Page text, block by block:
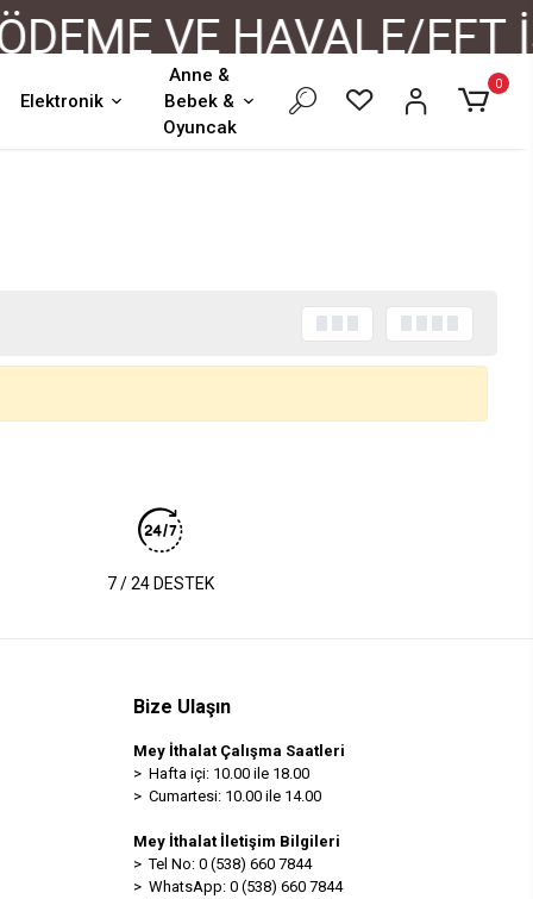
VE HAVALE/EFT
Elektronik
Anne &
Bebek &
Oyuncak
0
7 / 24 DESTEK
Bize Ulaşın
Mey İthalat Çalışma Saatleri
> Hafta içi: 10.00 ile 18.00
> Cumartesi: 10.00 ile 14.00
Mey İthalat İletişim Bilgileri
> Tel No: 0 (538) 660 7844
> WhatsApp: 0 (538) 660 7844